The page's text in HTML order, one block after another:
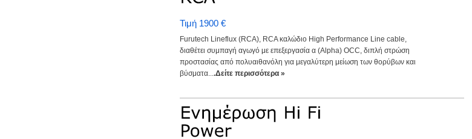
Τιμή 1900 €
Furutech Lineflux (RCA), RCA καλώδιο High Performance Line cable,
διαθέτει συμπαγή αγωγό με επεξεργασία α (Alpha) OCC, διπλή στρώση
προστασίας από πολυαιθανόλη για μεγαλύτερη μείωση των θορύβων και
βύσματα... .Δείτε περισσότερα »